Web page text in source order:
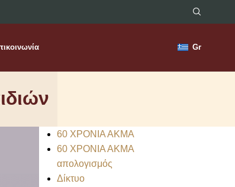
Gr
60 ΧΡΟΝΙΑ ΑΚΜΑ
60 ΧΡΟΝΙΑ ΑΚΜΑ
απολογισμός
Δίκτυο